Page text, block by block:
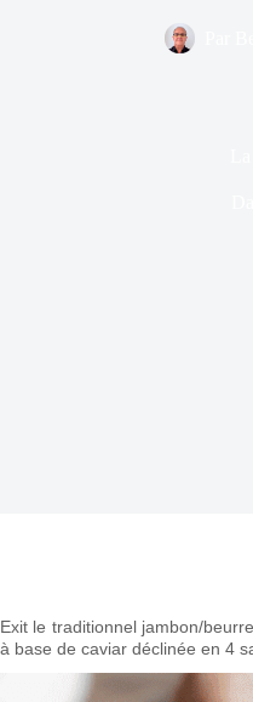
Exit le traditionnel jambon/
à base de caviar déclinée en 4